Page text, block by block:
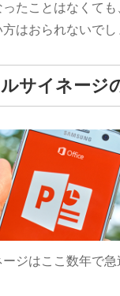
たことはなくて
はおられないでし
サイネージ
ジはここ数年で